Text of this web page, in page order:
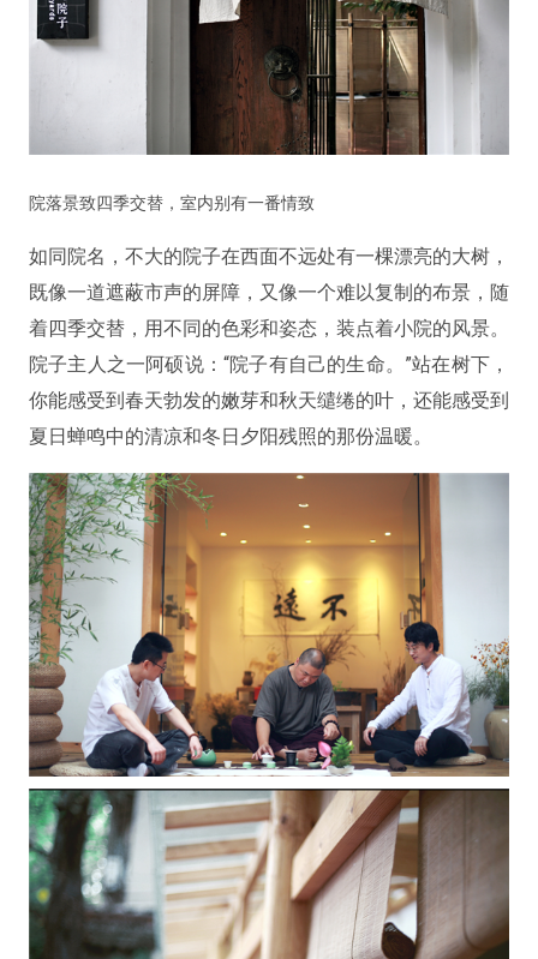
院落景致四季交替，室内别有一番情致
如同院名，不大的院子在西面不远处有一棵漂亮的大树，
既像一道遮蔽市声的屏障，又像一个难以复制的布景，随
着四季交替，用不同的色彩和姿态，装点着小院的风景。
院子主人之一阿硕说：“院子有自己的生命。”站在树下，
你能感受到春天勃发的嫩芽和秋天缱绻的叶，还能感受到
夏日蝉鸣中的清凉和冬日夕阳残照的那份温暖。